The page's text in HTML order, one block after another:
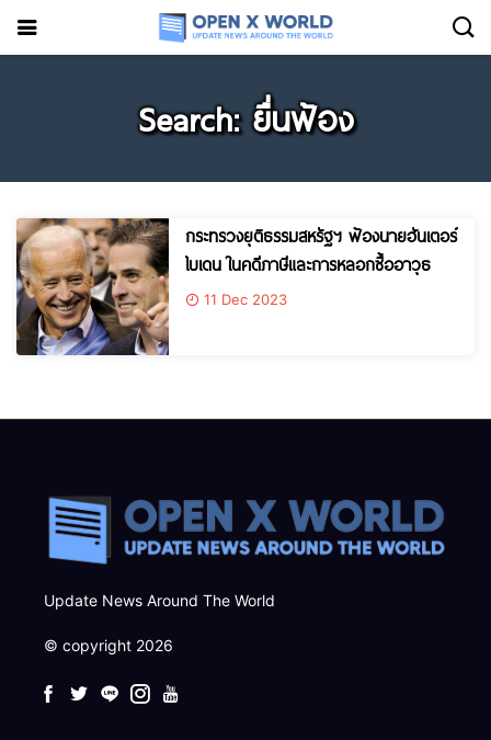
Search: ยื่นฟ้อง
กระทรวงยุติธรรมสหรัฐฯ ฟ้องนายฮันเตอร์
ไบเดน ในคดีภาษีและการหลอกซื้ออาวุธ
11 Dec 2023
Update News Around The World
© copyright 2026